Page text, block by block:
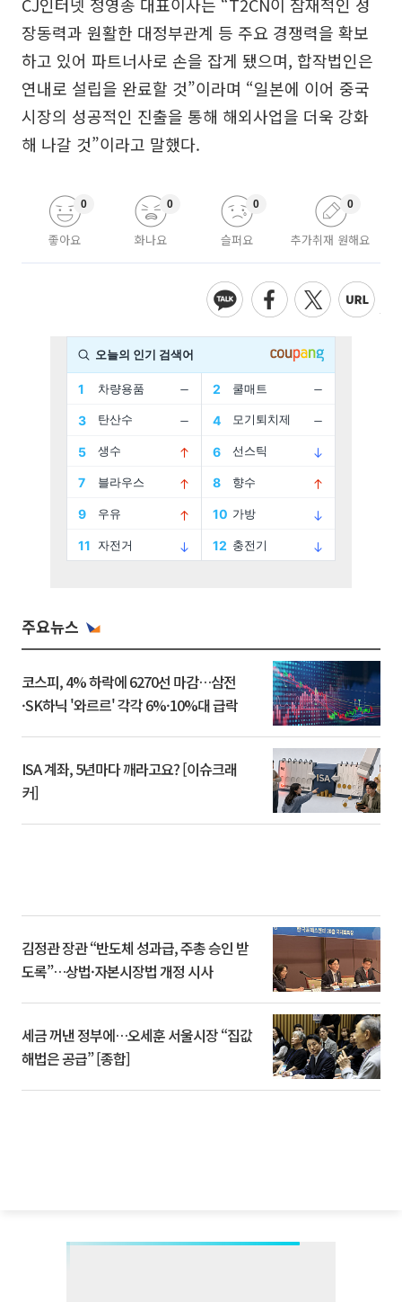
장동력과 원활한 대정부관계 등 주요 경쟁력을 확보
하고 있어 파트너사로 손을 잡게 됐으며, 합작법인은
연내로 설립을 완료할 것”이라며 “일본에 이어 중국
시장의 성공적인 진출을 통해 해외사업을 더욱 강화
해 나갈 것”이라고 말했다.
좋아요
0
화나요
0
슬퍼요
0
추가취재 원해요
0
주요뉴스
코스피, 4% 하락에 6270선 마감…삼전
·SK하닉 '와르르' 각각 6%·10%대 급락
ISA 계좌, 5년마다 깨라고요? [이슈크래
커]
김정관 장관 “반도체 성과급, 주총 승인 받
도록”…상법·자본시장법 개정 시사
세금 꺼낸 정부에…오세훈 서울시장 “집값
해법은 공급” [종합]